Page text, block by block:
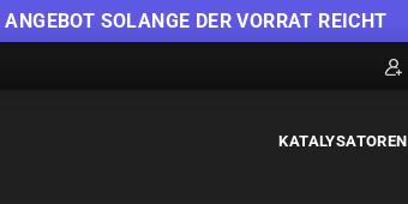
ANGEBOT SOLANGE DER VORRAT REICHT
KATALYSATOREN